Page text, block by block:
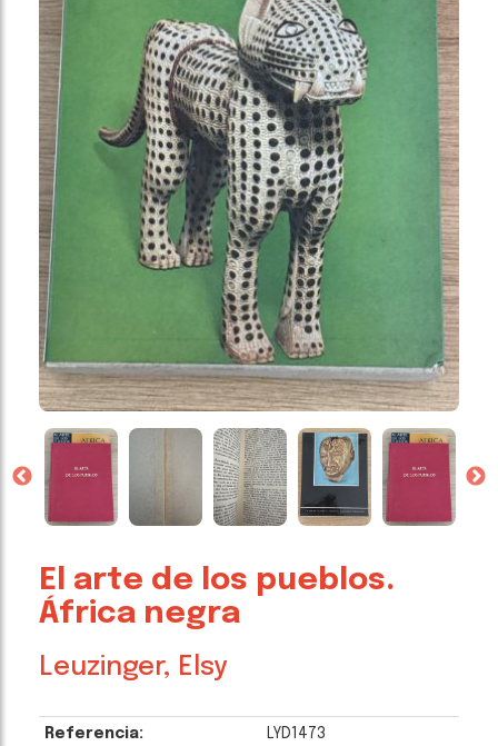
El arte de los pueblos.
África negra
Leuzinger, Elsy
Referencia: LYD1473